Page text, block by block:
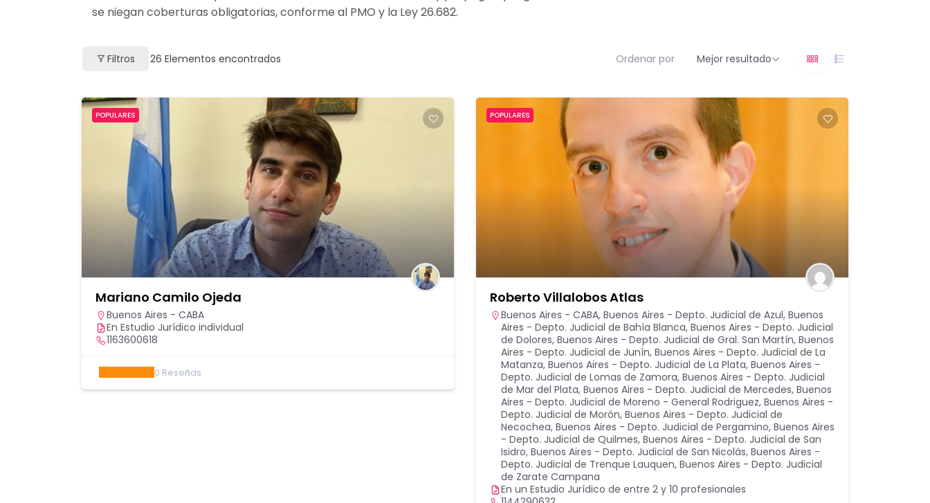
se niegan coberturas obligatorias, conforme al PMO y la Ley 26.682.
Filtros 26 Elementos encontrados Ordenar por Mejor resultado
POPULARES
Mariano Camilo Ojeda
Buenos Aires - CABA
En Estudio Jurídico individual
1163600618
0 Reseñas
POPULARES
Roberto Villalobos Atlas
Buenos Aires - CABA, Buenos Aires - Depto. Judicial de Azul, Buenos
Aires - Depto. Judicial de Bahía Blanca, Buenos Aires - Depto. Judicial
de Dolores, Buenos Aires - Depto. Judicial de Gral. San Martín, Buenos
Aires - Depto. Judicial de Junín, Buenos Aires - Depto. Judicial de La
Matanza, Buenos Aires - Depto. Judicial de La Plata, Buenos Aires -
Depto. Judicial de Lomas de Zamora, Buenos Aires - Depto. Judicial
de Mar del Plata, Buenos Aires - Depto. Judicial de Mercedes, Buenos
Aires - Depto. Judicial de Moreno - General Rodriguez, Buenos Aires -
Depto. Judicial de Morón, Buenos Aires - Depto. Judicial de
Necochea, Buenos Aires - Depto. Judicial de Pergamino, Buenos Aires
- Depto. Judicial de Quilmes, Buenos Aires - Depto. Judicial de San
Isidro, Buenos Aires - Depto. Judicial de San Nicolás, Buenos Aires -
Depto. Judicial de Trenque Lauquen, Buenos Aires - Depto. Judicial
de Zarate Campana
En un Estudio Jurídico de entre 2 y 10 profesionales